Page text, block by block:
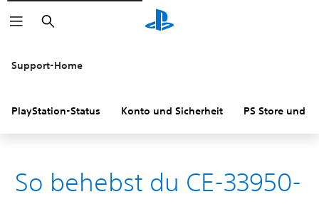
Suchen
Support-Home
PlayStation-Status Konto und Sicherheit PS Store und
So behebst du CE-33950-